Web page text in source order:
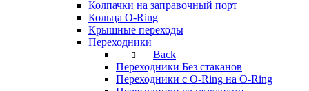
Колпачки на заправочный порт
Кольца O-Ring
Крышные переходы
Переходники
Back
Переходники Без стаканов
Переходники с O-Ring на O-Ring